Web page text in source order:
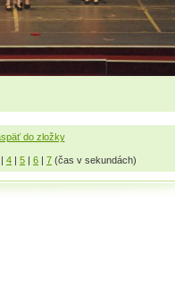
do zložky
| 4 | 5 | 6 | 7 (čas v sekundách)